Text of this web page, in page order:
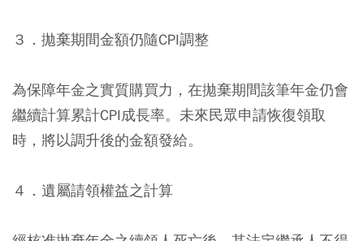
３．拋棄期間金額仍隨CPI調整
為保障年金之實質購買力，在拋棄期間該筆年金仍會
繼續計算累計CPI成長率。未來民眾申請恢復領取
時，將以調升後的金額發給。
４．遺屬請領權益之計算